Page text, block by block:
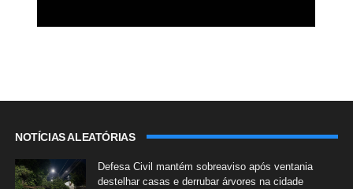
NOTÍCIAS ALEATÓRIAS
Defesa Civil mantém sobreaviso após ventania
destelhar casas e derrubar árvores na cidade